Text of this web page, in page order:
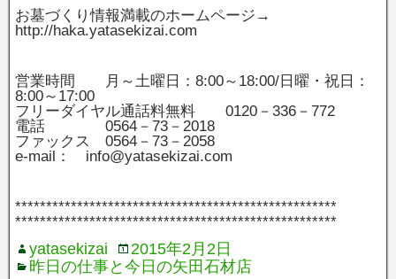
お墓づくり情報満載のホームページ→
http://haka.yatasekizai.com
営業時間 月～土曜日：8:00～18:00/日曜・祝日：
8:00～17:00
フリーダイヤル通話料無料 0120－336－772
電話 0564－73－2018
ファックス 0564－73－2058
e-mail： info@yatasekizai.com
****************************************************
****************************************************
yatasekizai
2015年2月2日
昨日の仕事と今日の矢田石材店